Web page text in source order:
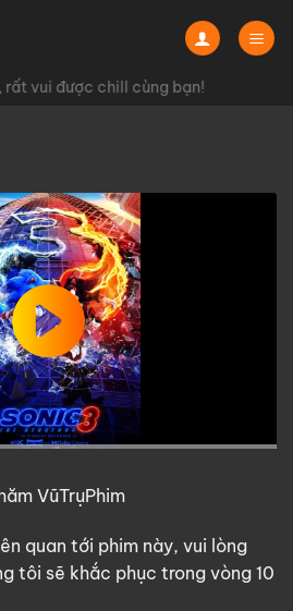
vui được chill cùng bạn!
VũTrụPhim
quan tới phim này, vui lòng
tôi sẽ khắc phục trong vòng 10